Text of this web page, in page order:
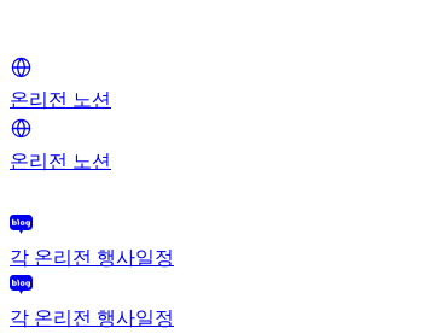
온리전 노션
온리전 노션
각 온리전 행사일정
각 온리전 행사일정